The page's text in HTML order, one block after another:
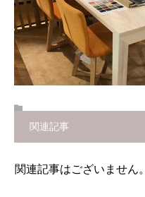
関連記事
関連記事はございません。